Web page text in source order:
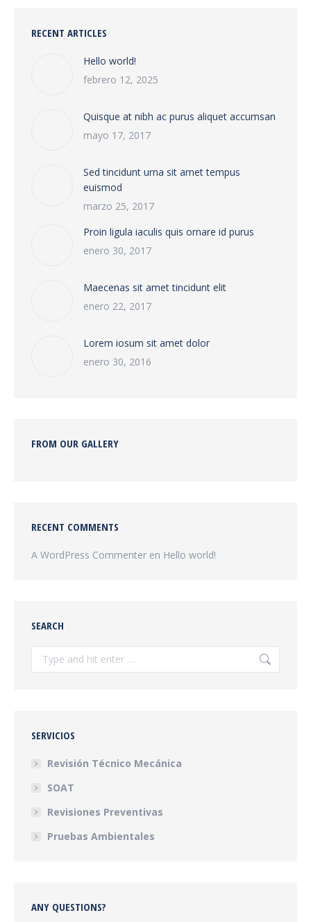
RECENT ARTICLES
Hello world!
febrero 12, 2025
Quisque at nibh ac purus aliquet accumsan
mayo 17, 2017
Sed tincidunt urna sit amet tempus
euismod
marzo 25, 2017
Proin ligula iaculis quis ornare id purus
enero 30, 2017
Maecenas sit amet tincidunt elit
enero 22, 2017
Lorem iosum sit amet dolor
enero 30, 2016
FROM OUR GALLERY
RECENT COMMENTS
A WordPress Commenter en Hello world!
SEARCH
Search:
SERVICIOS
Revisión Técnico Mecánica
SOAT
Revisiones Preventivas
Pruebas Ambientales
ANY QUESTIONS?